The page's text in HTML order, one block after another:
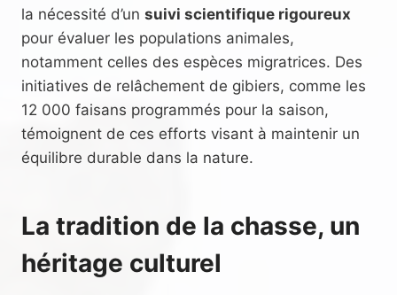
la nécessité d’un suivi scientifique rigoureux
pour évaluer les populations animales,
notamment celles des espèces migratrices. Des
initiatives de relâchement de gibiers, comme les
12 000 faisans programmés pour la saison,
témoignent de ces efforts visant à maintenir un
équilibre durable dans la nature.
La tradition de la chasse, un
héritage culturel